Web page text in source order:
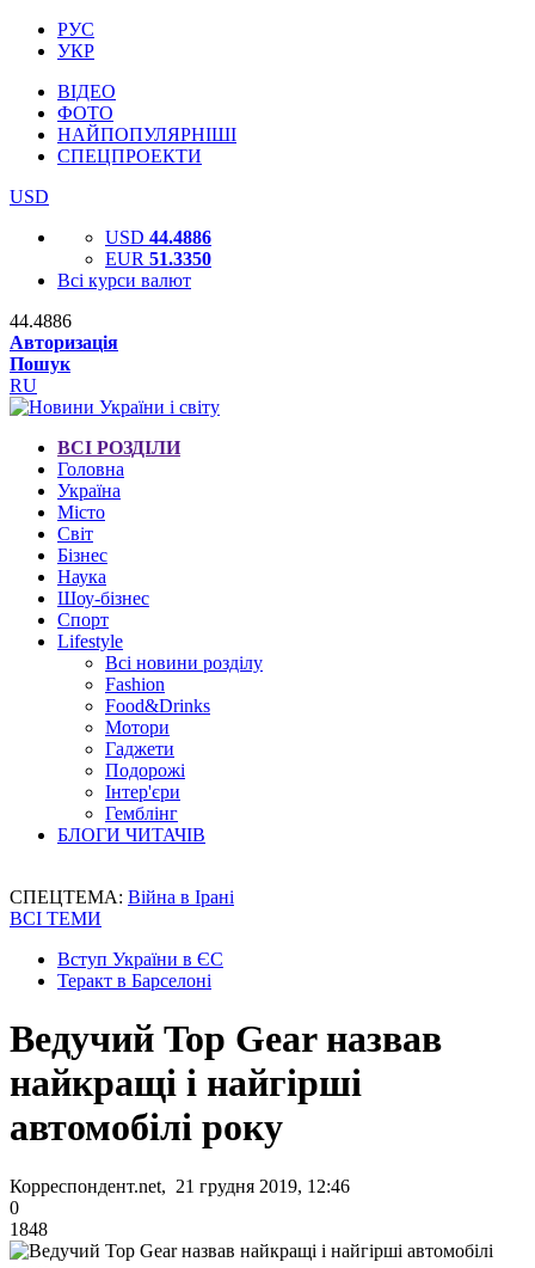
РУС
УКР
ВІДЕО
ФОТО
НАЙПОПУЛЯРНІШІ
СПЕЦПРОЕКТИ
USD
USD 44.4886
EUR 51.3350
Всі курси валют
44.4886
Авторизація
Пошук
RU
ВСІ РОЗДІЛИ
Головна
Україна
Місто
Світ
Бізнес
Наука
Шоу-бізнес
Спорт
Lifestyle
Всі новини розділу
Fashion
Food&Drinks
Мотори
Гаджети
Подорожі
Інтер'єри
Гемблінг
БЛОГИ ЧИТАЧІВ
СПЕЦТЕМА: Війна в Ірані
ВСІ ТЕМИ
Вступ України в ЄС
Теракт в Барселоні
Ведучий Top Gear назвав
найкращі і найгірші
автомобілі року
Корреспондент.net, 21 грудня 2019, 12:46
0
1848